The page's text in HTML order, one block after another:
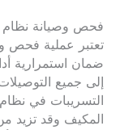
فحص وصيانة نظام
تعتبر عملية فحص
ضمان استمرارية
إلى جميع
التسريبات في
المكيف وقد تزيد